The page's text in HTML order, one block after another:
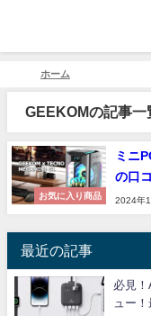
ホーム
GEEKOMの記事一
お気に入り商品
ミニ
の口
2024年
最近の記事
必見！
ュー